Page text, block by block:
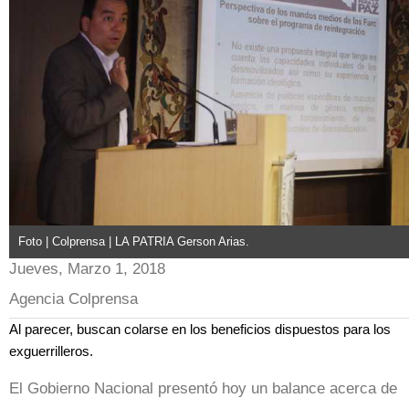
Foto | Colprensa | LA PATRIA Gerson Arias.
Jueves, Marzo 1, 2018
Agencia Colprensa
Al parecer, buscan colarse en los beneficios dispuestos para los
exguerrilleros.
El Gobierno Nacional presentó hoy un balance acerca de